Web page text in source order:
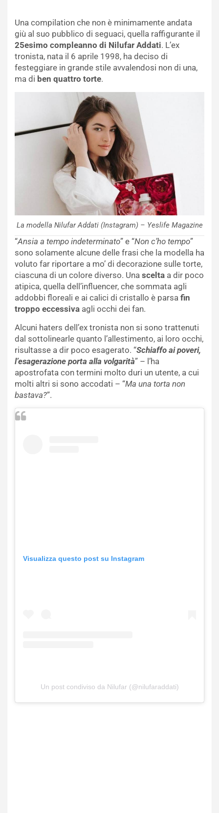
Una compilation che non è minimamente andata
giù al suo pubblico di seguaci, quella raffigurante il
25esimo compleanno di Nilufar Addati. L’ex
tronista, nata il 6 aprile 1998, ha deciso di
festeggiare in grande stile avvalendosi non di una,
ma di ben quattro torte.
La modella Nilufar Addati (Instagram) – Yeslife Magazine
“Ansia a tempo indeterminato” e “Non c’ho tempo”
sono solamente alcune delle frasi che la modella ha
voluto far riportare a mo’ di decorazione sulle torte,
ciascuna di un colore diverso. Una scelta a dir poco
atipica, quella dell’influencer, che sommata agli
addobbi floreali e ai calici di cristallo è parsa fin
troppo eccessiva agli occhi dei fan.
Alcuni haters dell’ex tronista non si sono trattenuti
dal sottolinearle quanto l’allestimento, ai loro occhi,
risultasse a dir poco esagerato. “Schiaffo ai poveri,
l’esagerazione porta alla volgarità” – l’ha
apostrofata con termini molto duri un utente, a cui
molti altri si sono accodati – “Ma una torta non
bastava?”.
Visualizza questo post su Instagram
Un post condiviso da Nilufar (@nilufaraddati)